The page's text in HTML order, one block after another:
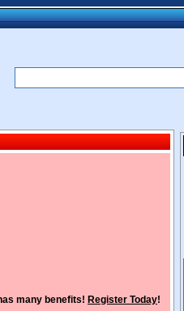
many benefits! Register Today!